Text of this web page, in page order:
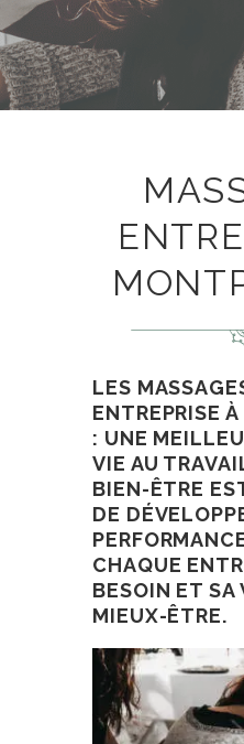
LES
ENTREPRISE
: UNE
VIE AU
BIEN-ÊTRE
DE
CHAQUE
BESOIN ET SA
MIEUX-ÊTRE.